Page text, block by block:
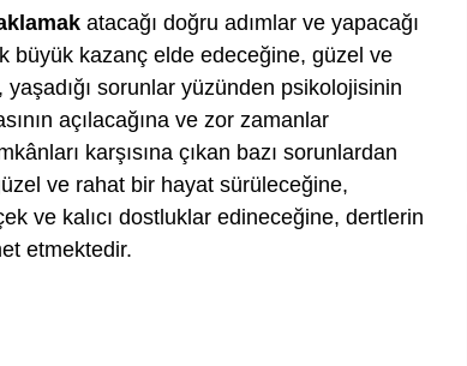
atacağı doğru adımlar ve yapacağı
büyük kazanç elde edeceğine, güzel ve
yaşadığı sorunlar yüzünden psikolojisinin
açılacağına ve zor zamanlar
karşısına çıkan bazı sorunlardan
ve rahat bir hayat sürüleceğine,
ve kalıcı dostluklar edineceğine, dertlerin
etmektedir.